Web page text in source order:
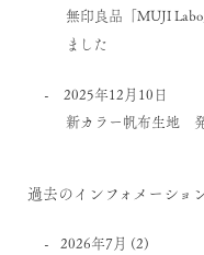
無印良品「MUJI
ました
2025年12月10日
新カラー帆布生地
過去のインフォメーショ
2026年7月 (2)